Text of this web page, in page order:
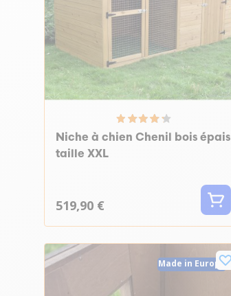
Niche à chien Chenil bois épais
taille XXL
519,90 €
Made in Europe